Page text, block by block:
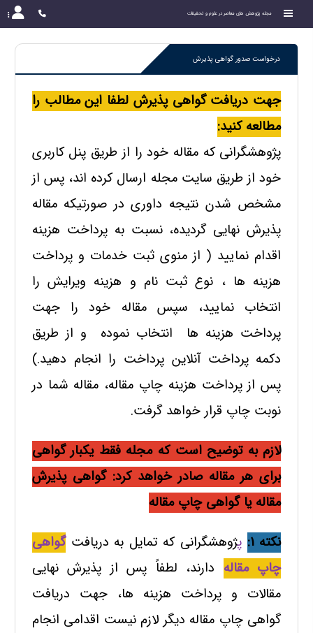
مجله پژوهش های معاصر در علوم و تحقیقات
درخواست صدور گواهی پذیرش
جهت دریافت گواهی پذیرش لطفا این مطالب را
مطالعه کنید:
پژوهشگرانی که مقاله خود را از طریق پنل کاربری
خود از طریق سایت مجله ارسال کرده اند، پس از
مشخص شدن نتیجه داوری در صورتیکه مقاله
پذیرش نهایی گردیده، نسبت به پرداخت هزینه
اقدام نمایید ( از منوی ثبت خدمات و پرداخت
هزینه ها ، نوع ثبت نام و هزینه ویرایش را
انتخاب نمایید، سپس مقاله خود را جهت
پرداخت هزینه ها انتخاب نموده و از طریق
دکمه پرداخت آنلاین پرداخت را انجام دهید.)
پس از پرداخت هزینه چاپ مقاله، مقاله شما در
نوبت چاپ قرار خواهد گرفت.
لازم به توضیح است که مجله فقط یکبار گواهی
برای هر مقاله صادر خواهد کرد: گواهی پذیرش
مقاله یا گواهی چاپ مقاله
نکته 1:
پژوهشگرانی که تمایل به دریافت گواهی
چاپ مقاله دارند، لطفاً پس از پذیرش نهایی
مقالات و پرداخت هزینه ها، جهت دریافت
گواهی چاپ مقاله دیگر لازم نیست اقدامی انجام